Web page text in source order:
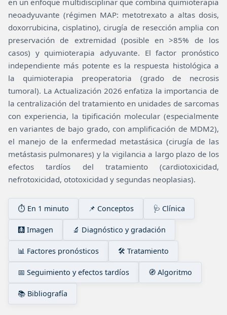
en un enfoque multidisciplinar que combina quimioterapia
neoadyuvante (régimen MAP: metotrexato a altas dosis,
doxorrubicina, cisplatino), cirugía de resección amplia con
preservación de extremidad (posible en >85% de los
casos) y quimioterapia adyuvante. El factor pronóstico
independiente más potente es la respuesta histológica a
la quimioterapia preoperatoria (grado de necrosis
tumoral). La Actualización 2026 enfatiza la importancia de
la centralización del tratamiento en unidades de sarcomas
con experiencia, la tipificación molecular (especialmente
en variantes de bajo grado, con amplificación de MDM2),
el manejo de la enfermedad metastásica (cirugía de las
metástasis pulmonares) y la vigilancia a largo plazo de los
efectos tardíos del tratamiento (cardiotoxicidad,
nefrotoxicidad, ototoxicidad y segundas neoplasias).
⏱️ En 1 minuto 📌 Conceptos 🩺 Clínica
🩻 Imagen 🔬 Diagnóstico y gradación
📊 Factores pronósticos 🛠️ Tratamiento
📅 Seguimiento y efectos tardíos 🧭 Algoritmo
📚 Bibliografía